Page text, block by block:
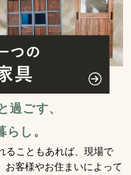
ごす、
し。
ることもあれば、現場で
お客様やお住まいによって